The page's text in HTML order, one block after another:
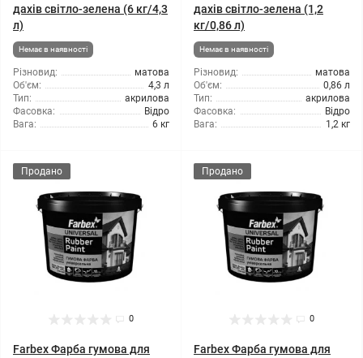
дахів світло-зелена (6 кг/4,3
л)
Немає в наявності
Різновид:
матова
Об'єм:
4,3 л
Тип:
акрилова
Фасовка:
Відро
Вага:
6 кг
дахів світло-зелена (1,2
кг/0,86 л)
Немає в наявності
Різновид:
матова
Об'єм:
0,86 л
Тип:
акрилова
Фасовка:
Відро
Вага:
1,2 кг
Продано
0
Farbex Фарба гумова для
Продано
0
Farbex Фарба гумова для